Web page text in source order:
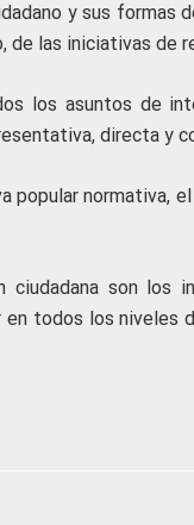
y sus formas
las iniciativas de
los asuntos de
directa y
popular normativa,
ciudadana son los
todos los niveles